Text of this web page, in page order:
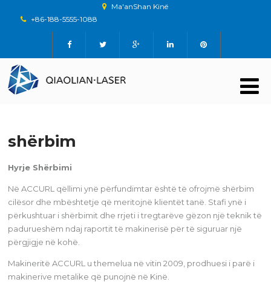
Ma'anShan Kinë
+86-188-5555-1088
shërbim
Hyrje Shërbimi
Në ACCURL qëllimi ynë përfundimtar është të ofrojmë shërbim
cilësor dhe mbështetje që meritojnë klientët tanë. Stafi ynë i
përkushtuar i shërbimit dhe rrjeti i tregtarëve gëzon një teknik të
padurueshëm ndaj raportit të makinerisë për të siguruar një
përgjigje në kohë.
Makineritë ACCURL u themelua në vitin 2009, prodhuesi i parë i
makinerive metalike që punojnë në Kinë.